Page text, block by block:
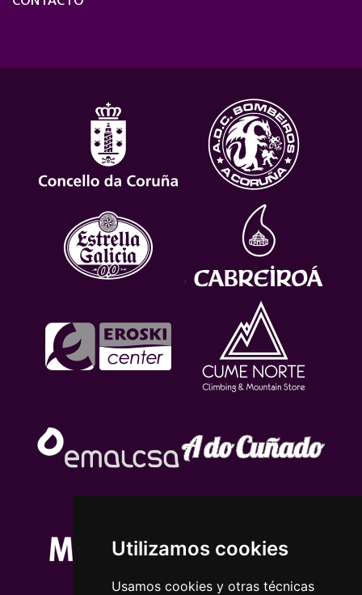
Utilizamos cookies
Usamos cookies y otras técnicas